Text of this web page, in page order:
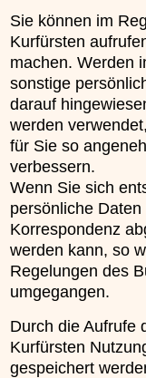
Sie können im
Kurfürsten
machen. Werden
sonstige
darauf
werden
für Sie so
verbessern.
Wenn Sie sich
persönliche
Korrespondenz
werden kann, so
Regelungen des
umgegangen.
Durch die Aufrufe
Kurfürsten
gespeichert